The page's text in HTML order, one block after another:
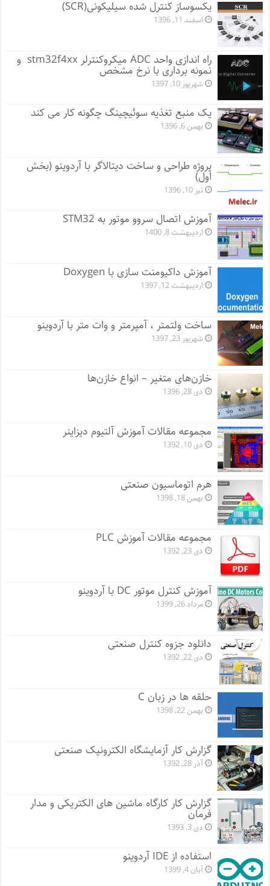
یکسوساز کنترل شده سیلیکونی(SCR)
اسفند 11, 1396
راه اندازی واحد ADC میکروکنترلر stm32f4xx و
نمونه برداری با نرخ مشخص
شهریور 10, 1397
یک منبع تغذیه سوئیچینگ چگونه کار می کند
بهمن 6, 1396
پروژه طراحی و ساخت دیتالاگر با آردوینو (بخش
اول)
تیر 10, 1396
آموزش اتصال سروو موتور به STM32
اردیبهشت 8, 1400
آموزش داکیومنت سازی با Doxygen
اردیبهشت 12, 1397
ساخت ولتمتر ، آمپرمتر و وات متر با آردوینو
شهریور 23, 1397
خازن‌های متغیر – انواع خازن‌ها
دی 28, 1396
مجموعه مقالات آموزش آلتیوم دیزاینر
دی 10, 1392
هرم اتوماسیون صنعتی
بهمن 18, 1398
مجموعه مقالات آموزش PLC
دی 23, 1392
آموزش کنترل موتور DC با آردوینو
مرداد 26, 1399
دانلود جزوه کنترل صنعتی
دی 22, 1392
حلقه ها در زبان C
بهمن 22, 1398
گزارش کار آزمایشگاه الکترونیک صنعتی
آذر 28, 1392
گزارش کار کارگاه ماشین های الکتریکی و مدار
فرمان
دی 3, 1393
استفاده از IDE آردوینو
آبان 4, 1399